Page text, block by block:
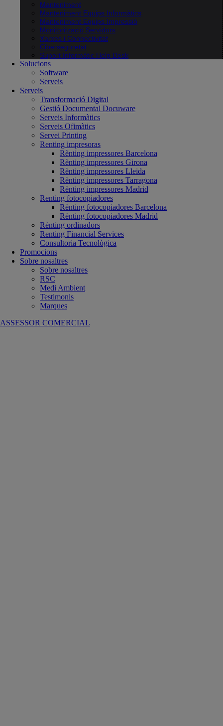
Manteniment
Manteniment Equips Informàtics
Manteniment Equips Impressió
Monitorització Servidors
Xarxes i Connectivitat
Ciberseguretat
Suport Informàtic Help Desk
Solucions
Software
Serveis
Serveis
Transformació Digital
Gestió Documental Docuware
Serveis Informàtics
Serveis Ofimàtics
Servei Printing
Renting impresoras
Rènting impressores Barcelona
Rènting impressores Girona
Rènting impressores Lleida
Rènting impressores Tarragona
Rènting impressores Madrid
Renting fotocopiadores
Rènting fotocopiadores Barcelona
Rènting fotocopiadores Madrid
Rènting ordinadors
Renting Financial Services
Consultoria Tecnològica
Promocions
Sobre nosaltres
Sobre nosaltres
RSC
Medi Ambient
Testimonis
Marques
ASSESSOR COMERCIAL